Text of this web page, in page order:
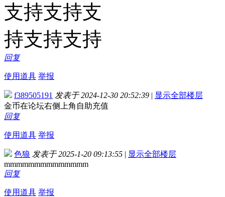
支持支持支
持支持支持
回复
使用道具 举报
f389505191 发表于 2024-12-30 20:52:39 | 显示全部楼层
金币在论坛右侧上角自助充值
回复
使用道具 举报
色狼 发表于 2025-1-20 09:13:55 | 显示全部楼层
mmmmmmmmmmmmmm
回复
使用道具 举报